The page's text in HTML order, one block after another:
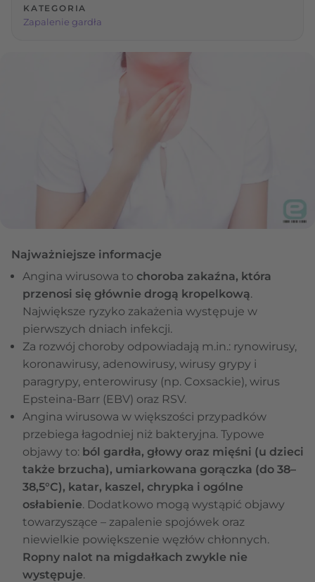
KATEGORIA
Zapalenie gardła
Najważniejsze informacje
Angina wirusowa to choroba zakaźna, która
przenosi się głównie drogą kropelkową.
Największe ryzyko zakażenia występuje w
pierwszych dniach infekcji.
Za rozwój choroby odpowiadają m.in.: rynowirusy,
koronawirusy, adenowirusy, wirusy grypy i
paragrypy, enterowirusy (np. Coxsackie), wirus
Epsteina-Barr (EBV) oraz RSV.
Angina wirusowa w większości przypadków
przebiega łagodniej niż bakteryjna. Typowe
objawy to: ból gardła, głowy oraz mięśni (u dzieci
także brzucha), umiarkowana gorączka (do 38–
38,5°C), katar, kaszel, chrypka i ogólne
osłabienie. Dodatkowo mogą wystąpić objawy
towarzyszące – zapalenie spojówek oraz
niewielkie powiększenie węzłów chłonnych.
Ropny nalot na migdałkach zwykle nie
występuje.